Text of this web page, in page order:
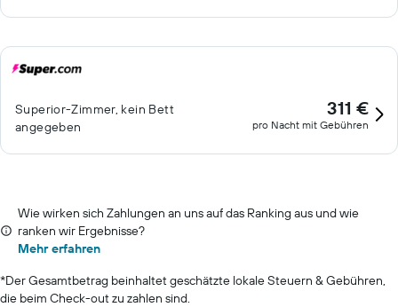
Superior-Zimmer, kein Bett
angegeben
311 €
pro Nacht mit Gebühren
Wie wirken sich Zahlungen an uns auf das Ranking aus und wie
ranken wir Ergebnisse?
Mehr erfahren
*Der Gesamtbetrag beinhaltet geschätzte lokale Steuern & Gebühren,
die beim Check-out zu zahlen sind.